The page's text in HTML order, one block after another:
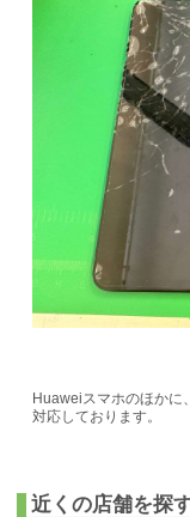
Huaweiスマホのほかに
対応しております。
近くの店舗を探